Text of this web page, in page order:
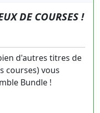
DE COURSES !
d'autres titres de
courses) vous
Bundle !